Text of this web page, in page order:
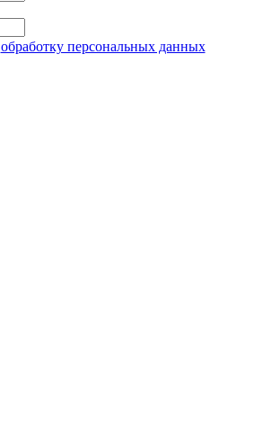
обработку персональных данных